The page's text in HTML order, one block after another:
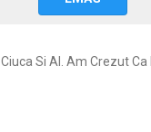
Ciuca Si AI. Am Crezut Ca